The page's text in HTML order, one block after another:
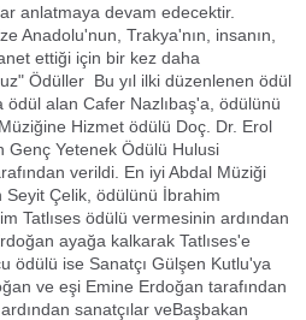
anlatmaya devam edecektir.
Anadolu'nun, Trakya'nın, insanın,
ettiği için bir kez daha
Ödüller Bu yıl ilki düzenlenen ödül
ödül alan Cafer Nazlıbaş'a, ödülünü
Hizmet ödülü Doç. Dr. Erol
Genç Yetenek Ödülü Hulusi
verildi. En iyi Abdal Müziği
Seyit Çelik, ödülünü İbrahim
Tatlıses ödülü vermesinin ardından
ayağa kalkarak Tatlıses'e
ödülü ise Sanatçı Gülşen Kutlu'ya
ve eşi Emine Erdoğan tarafından
sanatçılar veBaşbakan